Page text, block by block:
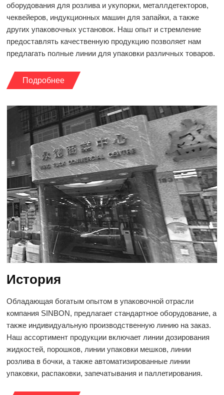
оборудования для розлива и укупорки, металлдетекторов,
чеквейеров, индукционных машин для запайки, а также
других упаковочных установок. Наш опыт и стремление
предоставлять качественную продукцию позволяет нам
предлагать полные линии для упаковки различных товаров.
Подробнее
История
Обладающая богатым опытом в упаковочной отрасли
компания SINBON, предлагает стандартное оборудование, а
также индивидуальную производственную линию на заказ.
Наш ассортимент продукции включает линии дозирования
жидкостей, порошков, линии упаковки мешков, линии
розлива в бочки, а также автоматизированные линии
упаковки, распаковки, запечатывания и паллетирования.